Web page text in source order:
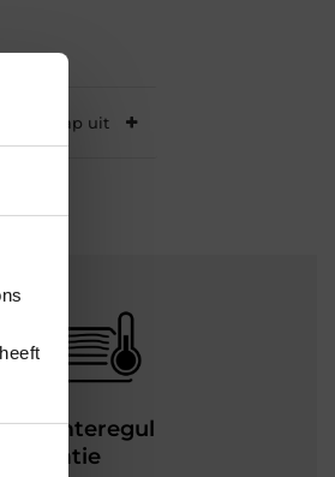
Warmteregul
atie